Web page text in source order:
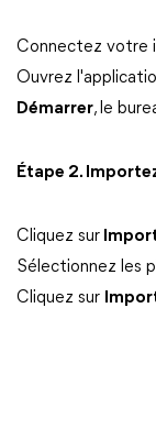
Connectez votre
Ouvrez
Démarrer, le
Étape 2.
Cliquez sur
Sélectionnez les
Cliquez sur